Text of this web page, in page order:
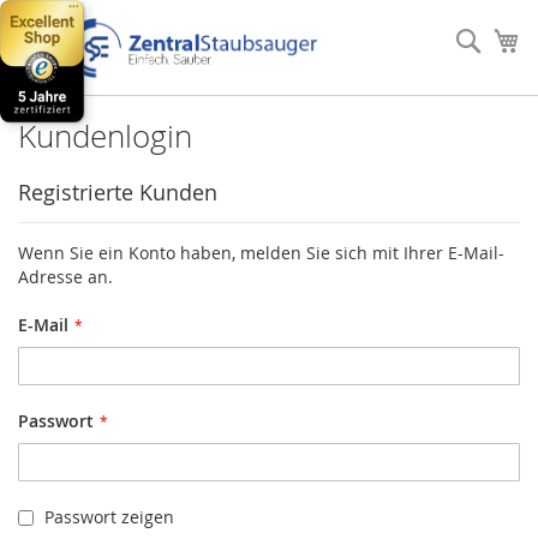
Direkt
zum
Inhalt
Kundenlogin
Registrierte Kunden
Wenn Sie ein Konto haben, melden Sie sich mit Ihrer E-Mail-
Adresse an.
E-Mail
Passwort
Passwort zeigen